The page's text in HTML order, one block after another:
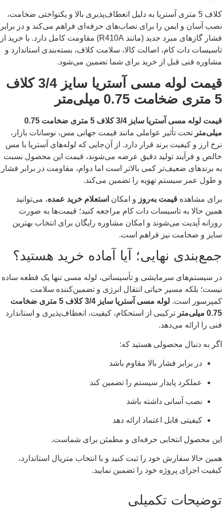
کلاف 5 متری آستریا به دلیل انعطاف‌پذیری بالا و یکنواختی ضخامت،
نصب آسان و ایمن را برای نصاب‌های حرفه‌ای فراهم می‌کند و در برابر
فشار گازهای مبرد جدید (مانند R410A) مقاومت کامل دارد. با خرید از
تاسیسات دات کام، اصالت کالا، سلامت کلاف، بسته‌بندی استاندارد و
مشاوره فنی قبل از خرید برای شما تضمین می‌شود.
قیمت لوله مسی آستریا سایز 3/4 کلاف
5 متری ضخامت 0.75 میلی‌متر
قیمت لوله مسی آستریا سایز 3/4 کلاف 5 متری ضخامت 0.75
میلی‌متر تحت تأثیر عواملی مانند قیمت جهانی مس، نوسانات بازار،
نرخ ارز و کیفیت برند قرار دارد. از آن‌جایی که لوله‌های آستریا با مس
خالص و فرآیند تولید دقیق عرضه می‌شوند، قیمت این محصول نسبت
به برندهای ضعیف‌تر کمی بالاتر است اما دوام، مقاومت در برابر فشار
و طول عمر سیستم تهویه را تضمین می‌کند.
برای مشاهده قیمت به‌روز و امکان استعلام خرید عمده، می‌توانید
همین حالا به تاسیسات دات کام مراجعه کنید؛ قیمت‌ها به صورت
روزانه آپدیت می‌شوند و امکان مشاوره رایگان برای انتخاب بهترین
سایز و ضخامت نیز فراهم است.
جمع‌بندی نهایی؛ آیا آماده خرید هستید؟
در سیستم‌های سرمایشی و تأسیساتی، لوله مسی تنها یک قطعه ساده
نیست؛ بلکه مسیر حیاتی انتقال انرژی و تضمین‌کننده سلامت
کمپرسور است.
لوله مسی آستریا سایز 3/4 کلاف 5 متری ضخامت
0.75 میلی‌متر
ترکیبی از استحکام، کیفیت، انعطاف‌پذیری و استاندارد
فنی را ارائه می‌دهد.
اگر به دنبال محصولی هستید که:
در برابر فشار بالا مقاوم باشد
عملکرد پایدار سیستم را تضمین کند
نصب آسانی داشته باشد
کیفیتی قابل اعتماد ارائه دهد
این محصول انتخابی حرفه‌ای و مطمئن برای شماست.
همین حالا سفارش خود را ثبت کنید و با انتخاب متریال استاندارد،
کیفیت اجرای پروژه خود را تضمین نمایید.
توضیحات تکمیلی